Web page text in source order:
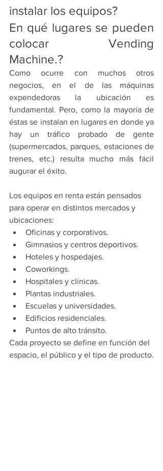
instalar los equipos?
En qué lugares se pueden
colocar Vending
Machine.?
Como ocurre con muchos otros
negocios, en el de las máquinas
expendedoras la ubicación es
fundamental. Pero, como la mayoría de
éstas se instalan en lugares en donde ya
hay un tráfico probado de gente
(supermercados, parques, estaciones de
trenes, etc.) resulta mucho más fácil
augurar el éxito.
Los equipos en renta están pensados
para operar en distintos mercados y
ubicaciones:
Oficinas y corporativos.
Gimnasios y centros deportivos.
Hoteles y hospedajes.
Coworkings.
Hospitales y clínicas.
Plantas industriales.
Escuelas y universidades.
Edificios residenciales.
Puntos de alto tránsito.
Cada proyecto se define en función del
espacio, el público y el tipo de producto.